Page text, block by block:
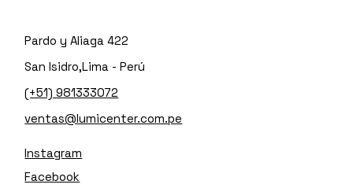
Pardo y Aliaga 422
San Isidro,Lima - Perú
(+51) 981333072
ventas@lumicenter.com.pe
Instagram
Facebook